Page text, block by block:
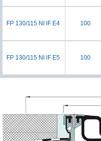
FP 130/115 NI lF E4 100
FP 130/115 NI lF E5 100